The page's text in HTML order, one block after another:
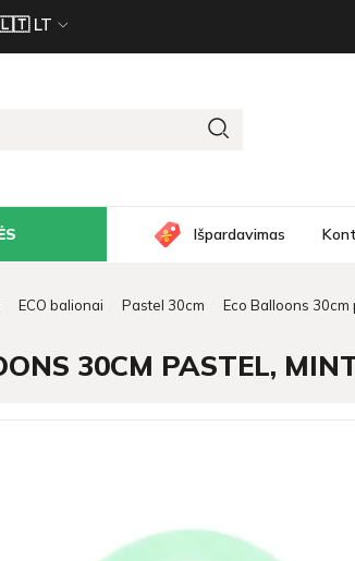
Išpardavimas
ECO balionai Pastel 30cm Eco Balloons 30cm
30CM PASTEL,